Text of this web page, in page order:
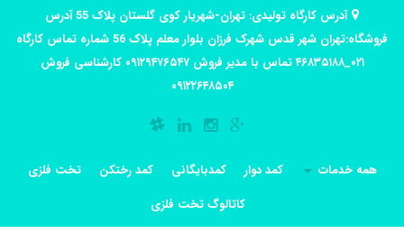
آدرس کارگاه تولیدی: تهران-شهریار کوی گلستان پلاک 55 آدرس
فروشگاه:تهران شهر قدس شهرک فرزان بلوار معلم پلاک 56 شماره تماس کارگاه
۰۲۱_۴۶۸۳۵۱۸۸ تماس با مدیر فروش ۰۹۱۲۹۴۷۶۵۴۷ کارشناسی فروش
۰۹۱۲۲۶۴۸۵۰۴
همه خدمات کمد دوار کمدبایگانی کمد رختکن
تخت فلزی
کاتالوگ تخت فلزی